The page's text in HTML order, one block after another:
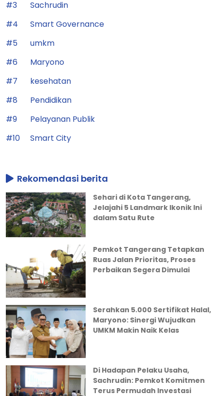
#3
Sachrudin
#4
Smart Governance
#5
umkm
#6
Maryono
#7
kesehatan
#8
Pendidikan
#9
Pelayanan Publik
#10
Smart City
Rekomendasi berita
Sehari di Kota Tangerang,
Jelajahi 5 Landmark Ikonik Ini
dalam Satu Rute
Pemkot Tangerang Tetapkan
Ruas Jalan Prioritas, Proses
Perbaikan Segera Dimulai
Serahkan 5.000 Sertifikat Halal,
Maryono: Sinergi Wujudkan
UMKM Makin Naik Kelas
Di Hadapan Pelaku Usaha,
Sachrudin: Pemkot Komitmen
Terus Permudah Investasi